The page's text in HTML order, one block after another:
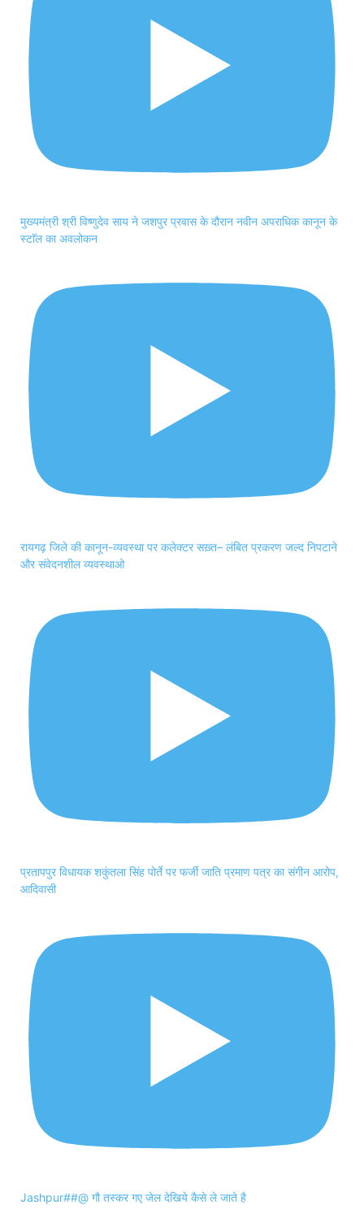
मुख्यमंत्री श्री विष्णुदेव साय ने जशपुर प्रवास के दौरान नवीन अपराधिक कानून के
स्टाॅल का अवलोकन
रायगढ़ जिले की कानून-व्यवस्था पर कलेक्टर सख़्त– लंबित प्रकरण जल्द निपटाने
और संवेदनशील व्यवस्थाओ
प्रतापपुर विधायक शकुंतला सिंह पोर्ते पर फर्जी जाति प्रमाण पत्र का संगीन आरोप,
आदिवासी
Jashpur##@ गौ तस्कर गए जेल देखिये कैसे ले जाते है